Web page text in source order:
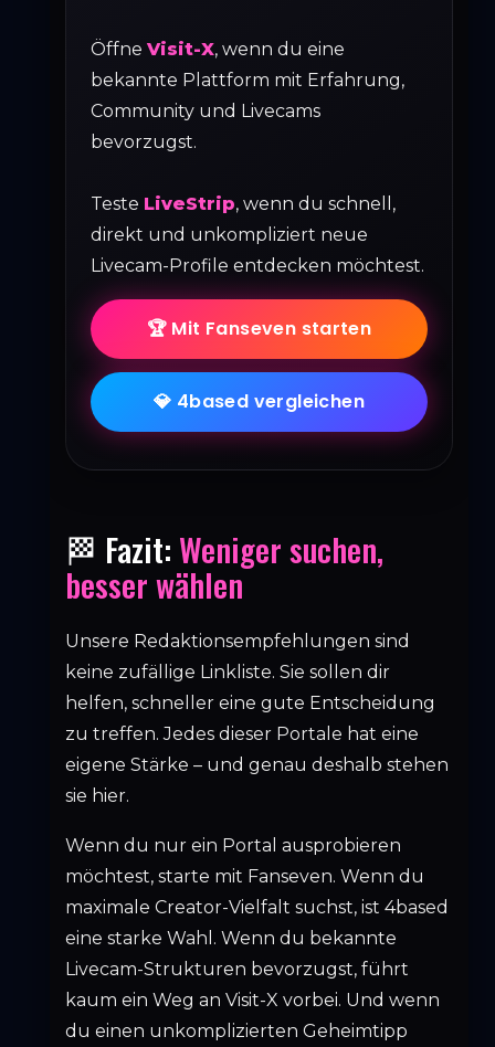
Öffne Visit-X, wenn du eine
bekannte Plattform mit Erfahrung,
Community und Livecams
bevorzugst.
Teste LiveStrip, wenn du schnell,
direkt und unkompliziert neue
Livecam-Profile entdecken möchtest.
🏆 Mit Fanseven starten
💎 4based vergleichen
🏁 Fazit: Weniger suchen,
besser wählen
Unsere Redaktionsempfehlungen sind
keine zufällige Linkliste. Sie sollen dir
helfen, schneller eine gute Entscheidung
zu treffen. Jedes dieser Portale hat eine
eigene Stärke – und genau deshalb stehen
sie hier.
Wenn du nur ein Portal ausprobieren
möchtest, starte mit Fanseven. Wenn du
maximale Creator-Vielfalt suchst, ist 4based
eine starke Wahl. Wenn du bekannte
Livecam-Strukturen bevorzugst, führt
kaum ein Weg an Visit-X vorbei. Und wenn
du einen unkomplizierten Geheimtipp